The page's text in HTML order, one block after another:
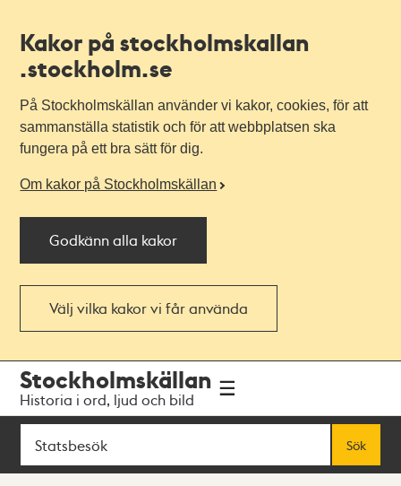
Kakor på stockholmskallan
.stockholm.se
På Stockholmskällan använder vi kakor, cookies, för att
sammanställa statistik och för att webbplatsen ska
fungera på ett bra sätt för dig.
Om kakor på Stockholmskällan
Godkänn alla kakor
Välj vilka kakor vi får använda
navigationen
huvudinnehållet
Stockholmskällan
Historia i ord, ljud och bild
Sök
Sök